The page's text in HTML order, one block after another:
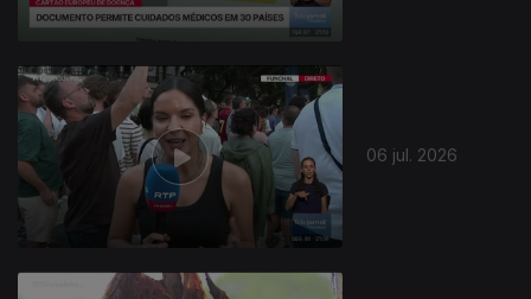
06 jul. 2026